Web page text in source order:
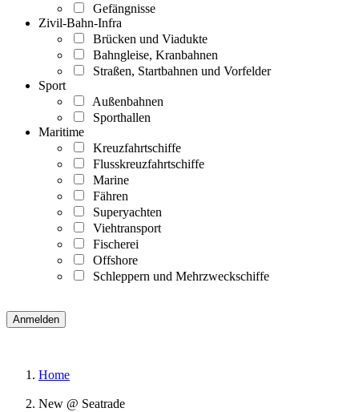
Gefängnisse
Zivil-Bahn-Infra
Brücken und Viadukte
Bahngleise, Kranbahnen
Straßen, Startbahnen und Vorfelder
Sport
Außenbahnen
Sporthallen
Maritime
Kreuzfahrtschiffe
Flusskreuzfahrtschiffe
Marine
Fähren
Superyachten
Viehtransport
Fischerei
Offshore
Schleppern und Mehrzweckschiffe
Home
New @ Seatrade